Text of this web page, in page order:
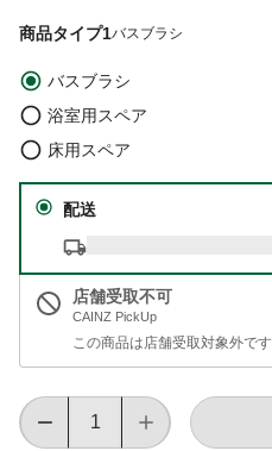
商品タイプ1バスブラシ
バスブラシ
浴室用スペア
床用スペア
配送
店舗受取不可
CAINZ PickUp
この商品は店舗受取対象外です